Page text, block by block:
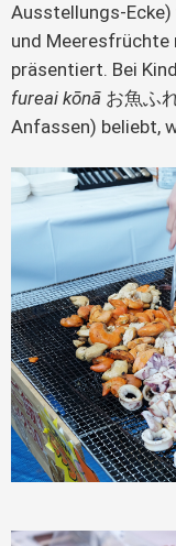
Ausstellungs-
und Meeresfrüchte
präsentiert. Bei
fureai kōnā お魚ふ
Anfassen) beliebt,